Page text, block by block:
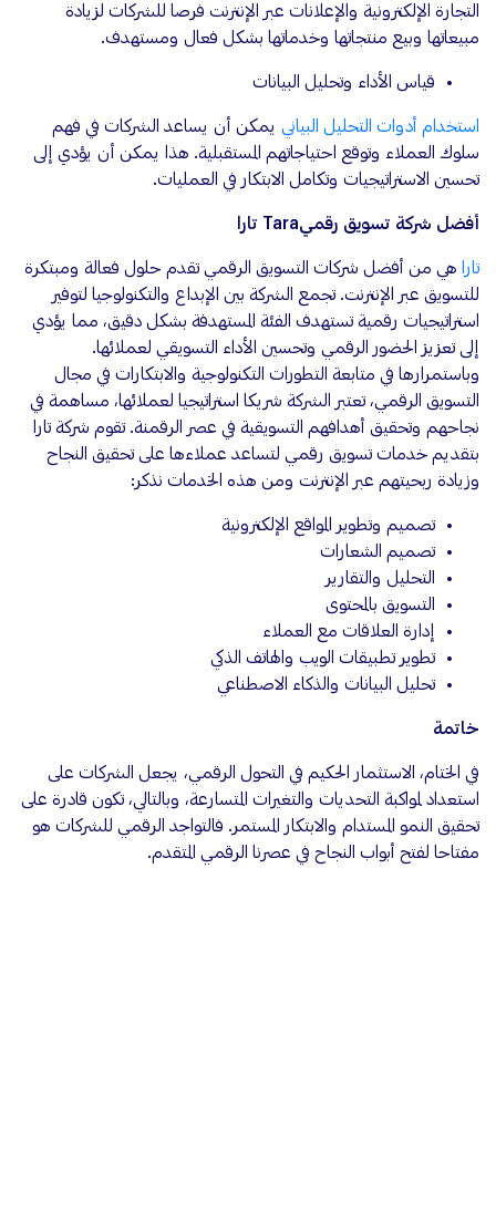
التجارة الإلكترونية والإعلانات عبر الإنترنت فرصا للشركات لزيادة
مبيعاتها وبيع منتجاتها وخدماتها بشكل فعال ومستهدف.
قياس الأداء وتحليل البيانات
استخدام أدوات التحليل البياني يمكن أن يساعد الشركات في فهم
سلوك العملاء وتوقع احتياجاتهم المستقبلية. هذا يمكن أن يؤدي إلى
تحسين الاستراتيجيات وتكامل الابتكار في العمليات.
أفضل شركة تسويق رقميTara تارا
تارا
هي من أفضل شركات التسويق الرقمي تقدم حلول فعالة ومبتكرة
للتسويق عبر الإنترنت. تجمع الشركة بين الإبداع والتكنولوجيا لتوفير
استراتيجيات رقمية تستهدف الفئة المستهدفة بشكل دقيق، مما يؤدي
إلى تعزيز الحضور الرقمي وتحسين الأداء التسويقي لعملائها.
وباستمرارها في متابعة التطورات التكنولوجية والابتكارات في مجال
التسويق الرقمي، تعتبر الشركة شريكا استراتيجيا لعملائها، مساهمة في
نجاحهم وتحقيق أهدافهم التسويقية في عصر الرقمنة. تقوم شركة تارا
بتقديم خدمات تسويق رقمي لتساعد عملاءها على تحقيق النجاح
وزيادة ربحيتهم عبر الإنترنت ومن هذه الخدمات نذكر:
تصميم وتطوير المواقع الإلكترونية
تصميم الشعارات
التحليل والتقارير
التسويق بالمحتوى
إدارة العلاقات مع العملاء
تطوير تطبيقات الويب والهاتف الذكي
تحليل البيانات والذكاء الاصطناعي
خاتمة
في الختام، الاستثمار الحكيم في التحول الرقمي، يجعل الشركات على
استعداد لمواكبة التحديات والتغيرات المتسارعة، وبالتالي، تكون قادرة على
تحقيق النمو المستدام والابتكار المستمر. فالتواجد الرقمي للشركات هو
مفتاحا لفتح أبواب النجاح في عصرنا الرقمي المتقدم.